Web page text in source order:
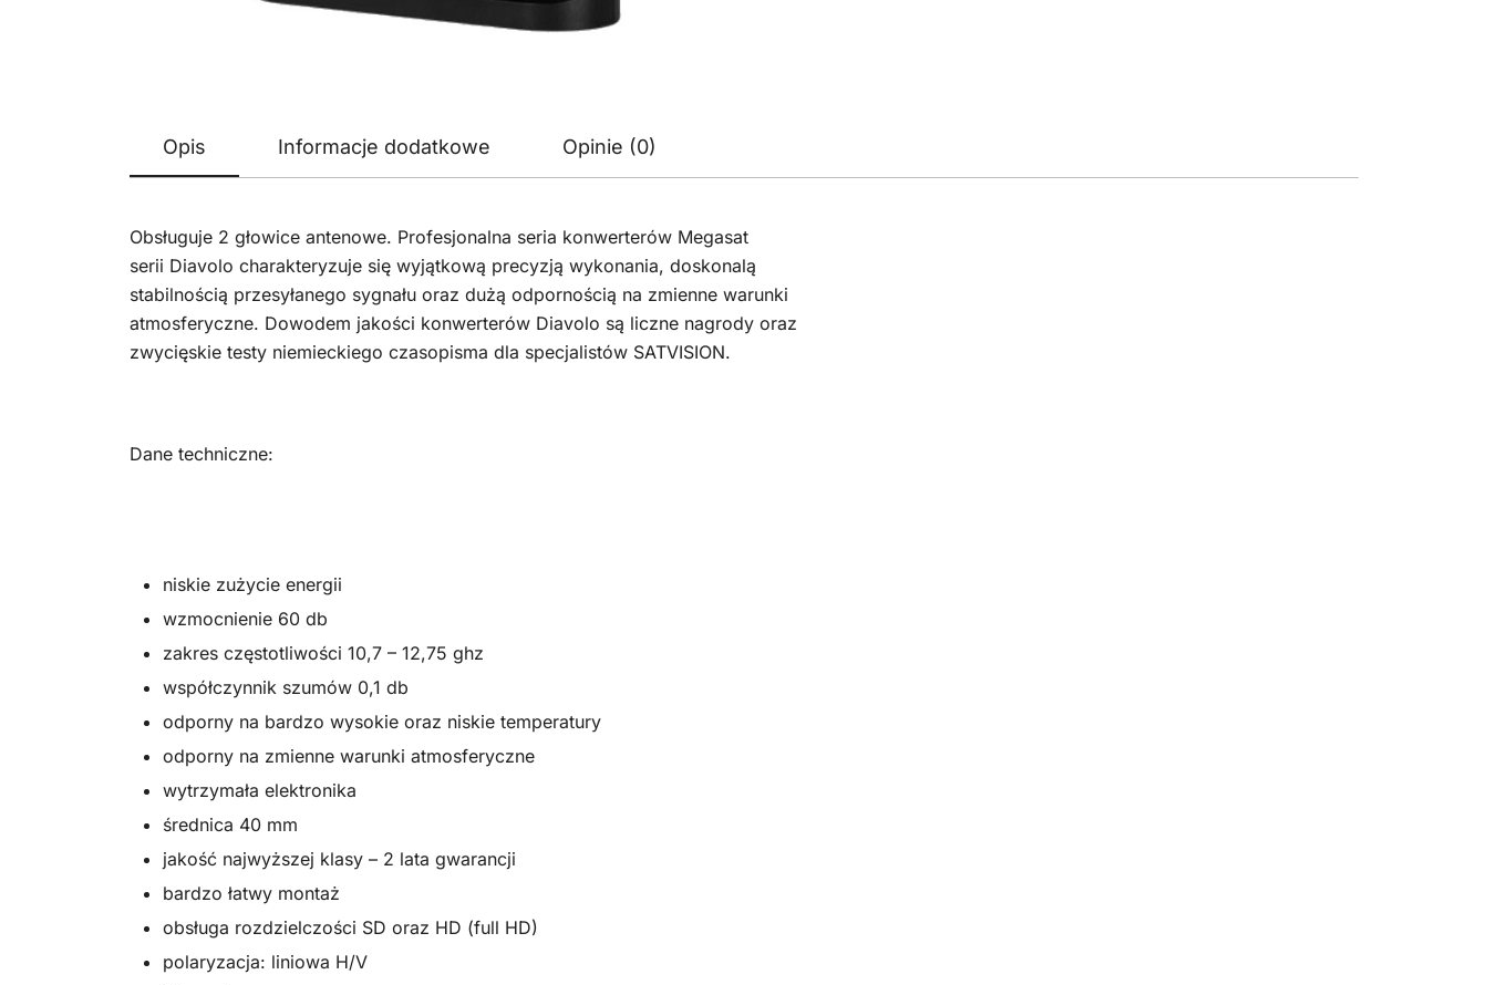
Opis Informacje dodatkowe Opinie (0)
Obsługuje 2 głowice antenowe. Profesjonalna seria konwerterów Megasat
serii Diavolo charakteryzuje się wyjątkową precyzją wykonania, doskonalą
stabilnością przesyłanego sygnału oraz dużą odpornością na zmienne warunki
atmosferyczne. Dowodem jakości konwerterów Diavolo są liczne nagrody oraz
zwycięskie testy niemieckiego czasopisma dla specjalistów SATVISION.
Dane techniczne:
niskie zużycie energii
wzmocnienie 60 db
zakres częstotliwości 10,7 – 12,75 ghz
współczynnik szumów 0,1 db
odporny na bardzo wysokie oraz niskie temperatury
odporny na zmienne warunki atmosferyczne
wytrzymała elektronika
średnica 40 mm
jakość najwyższej klasy – 2 lata gwarancji
bardzo łatwy montaż
obsługa rozdzielczości SD oraz HD (full HD)
polaryzacja: liniowa H/V